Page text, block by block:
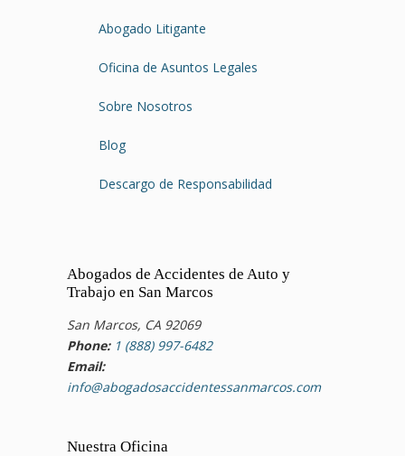
Abogado Litigante
Oficina de Asuntos Legales
Sobre Nosotros
Blog
Descargo de Responsabilidad
Abogados de Accidentes de Auto y
Trabajo en San Marcos
San Marcos, CA 92069
Phone: 1 (888) 997-6482
Email:
info@abogadosaccidentessanmarcos.com
Nuestra Oficina